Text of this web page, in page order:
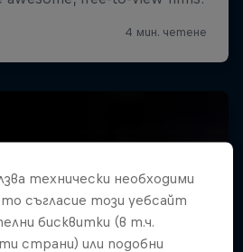
технически необходими
съгласие този уебсайт
бисквитки (в т.ч.
страни) или подобни